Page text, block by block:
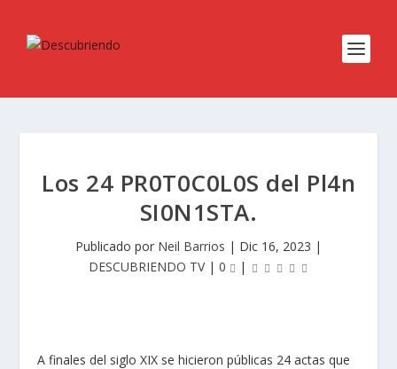
Los 24 PR0T0C0L0S del Pl4n
SI0N1STA.
Publicado por Neil Barrios | Dic 16, 2023 |
DESCUBRIENDO TV| 0 |
A finales del siglo XIX se hicieron públicas 24 actas que